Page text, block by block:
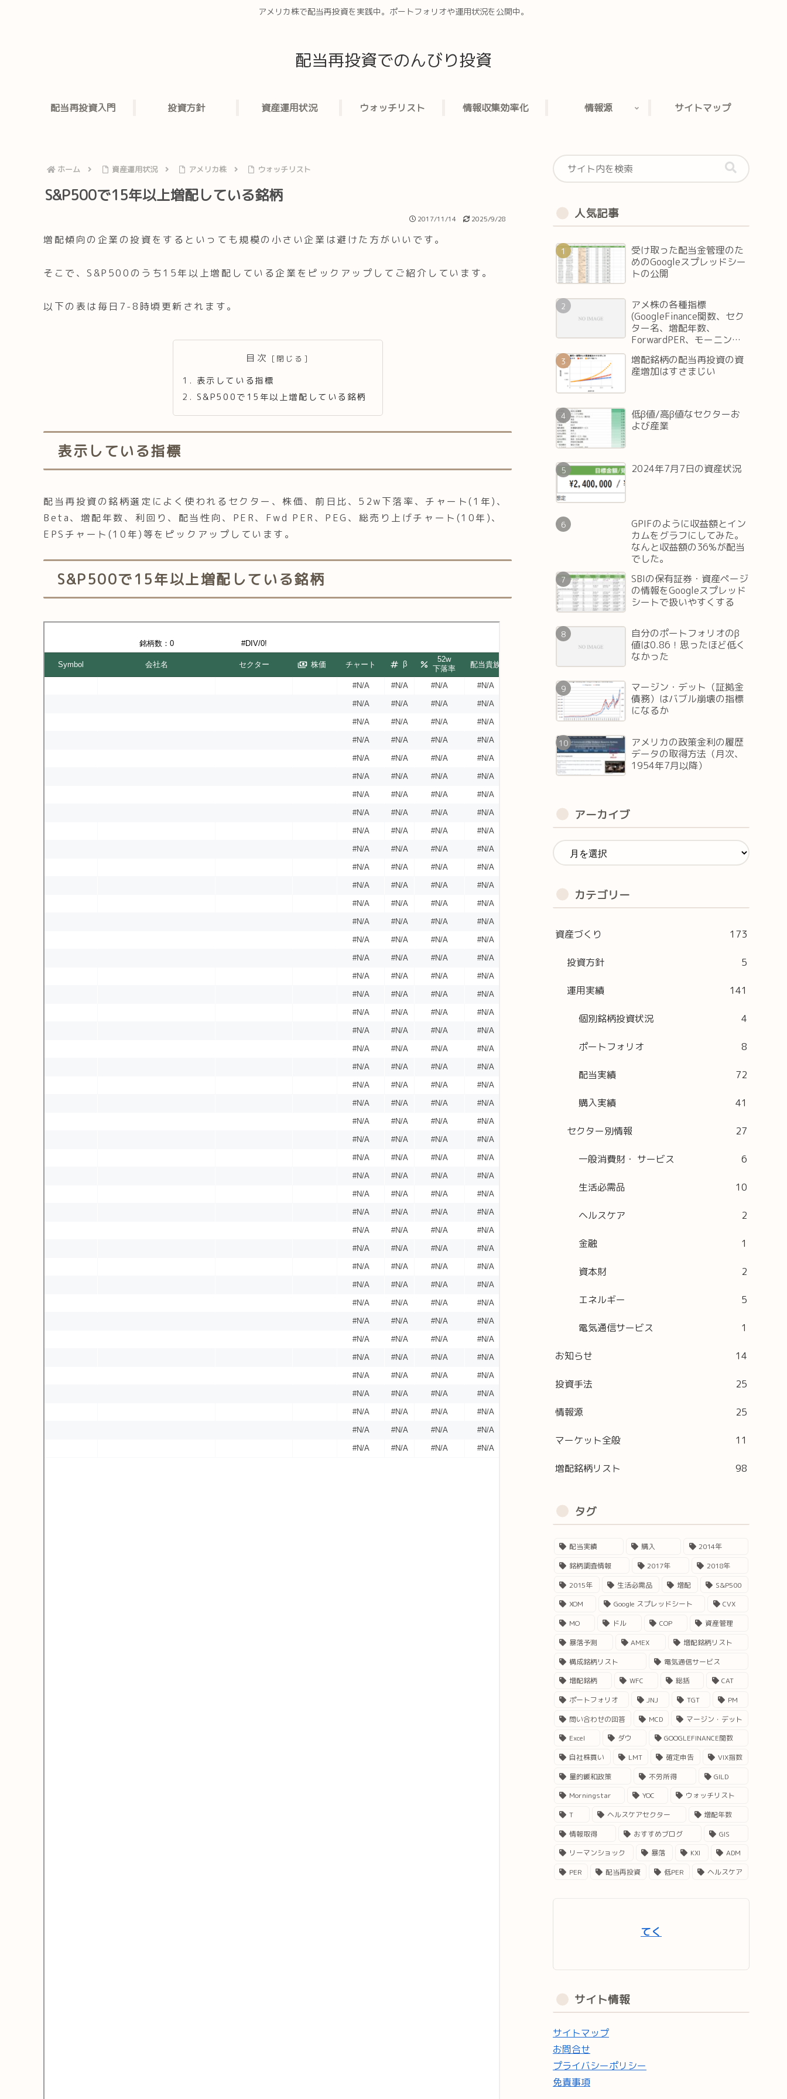
アメリカ株で配当再投資を実践中。ポートフォリオや運用状況を公開中。
配当再投資でのんびり投資
配当再投資入門 投資方針 資産運用状況 ウォッチリスト 情報収集効率化 情報源 サイトマップ
ホーム 資産運用状況 アメリカ株 ウォッチリスト
S&P500で15年以上増配している銘柄
2017/11/14 2025/9/28
増配傾向の企業の投資をするといっても規模の小さい企業は避けた方がいいです。
そこで、S&P500のうち15年以上増配している企業をピックアップしてご紹介しています。
以下の表は毎日7-8時頃更新されます。
目次
表示している指標
S&P500で15年以上増配している銘柄
表示している指標
配当再投資の銘柄選定によく使われるセクター、株価、前日比、52w下落率、チャート(1年)、
Beta、増配年数、利回り、配当性向、PER、Fwd PER、PEG、総売り上げチャート(10年)、
EPSチャート(10年)等をピックアップしています。
S&P500で15年以上増配している銘柄
人気記事
受け取った配当金管理のた
めのGoogleスプレッドシー
トの公開
アメ株の各種指標
(GoogleFinance関数、セク
ター名、増配年数、
ForwardPER、モーニング
法(Google スプレッドシー
ト編)
増配銘柄の配当再投資の資
産増加はすさまじい
低β値/高β値なセクターお
よび産業
2024年7月7日の資産状況
GPIFのように収益額とイン
カムをグラフにしてみた。
なんと収益額の36%が配当
でした。
SBIの保有証券・資産ページ
の情報をGoogleスプレッド
シートで扱いやすくする
自分のポートフォリオのβ
値は0.86！思ったほど低く
なかった
マージン・デット（証拠金
債務）はバブル崩壊の指標
になるか
アメリカの政策金利の履歴
データの取得方法（月次、
1954年7月以降）
アーカイブ
カテゴリー
資産づくり 173
投資方針 5
運用実績 141
個別銘柄投資状況 4
ポートフォリオ 8
配当実績 72
購入実績 41
セクター別情報 27
一般消費財・ サービス 6
生活必需品 10
ヘルスケア 2
金融 1
資本財 2
エネルギー 5
電気通信サービス 1
お知らせ 14
投資手法 25
情報源 25
マーケット全般 11
増配銘柄リスト 98
タグ
配当実績 購入
2014年
銘柄調査情報
2017年
2018年
2015年
生活必需品 増配
S&P500
XOM
Google スプレッドシート
CVX
MO
ドル COP
資産管理
暴落予測
AMEX
増配銘柄リスト
構成銘柄リスト
電気通信サービス
増配銘柄
WFC 総括
CAT
ポートフォリオ
JNJ TGT
PM
問い合わせの回答
MCD
マージン・デット
Excel
ダウ
GOOGLEFINANCE関数
自社株買い
LMT 確定申告
VIX指数
量的緩和政策
不労所得
GILD
Morningstar
YOC
ウォッチリスト
T
ヘルスケアセクター
増配年数
情報取得
おすすめブログ
GIS
リーマンショック
暴落 KXI
ADM
PER
配当再投資 低PER ヘルスケア
てく
サイト情報
サイトマップ
お問合せ
プライバシーポリシー
免責事項